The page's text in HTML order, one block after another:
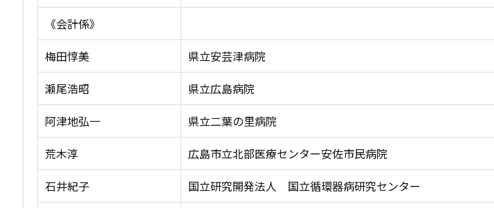
《会計係》
梅田惇美
県立安芸津病院
瀬尾浩昭
県立広島病院
阿津地弘一
県立二葉の里病院
荒木淳
広島市立北部医療センター安佐市民病院
石井紀子
国立研究開発法人 国立循環器病研究センター